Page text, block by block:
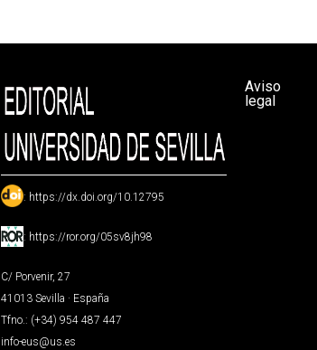
: https://dx.doi.org/10.12795
: https://ror.org/05sv8jh98
C/ Porvenir, 27
41013 Sevilla · España
Tfno.: (+34) 954 487 447
info-eus@us.es
Aviso
legal